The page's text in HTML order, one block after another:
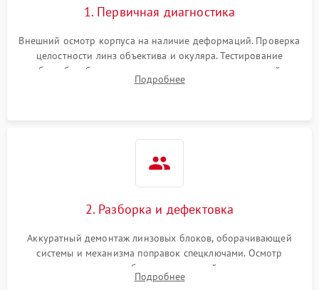
1. Первичная диагностика
Внешний осмотр корпуса на наличие деформаций. Проверка
целостности линз объектива и окуляра. Тестирование
работы барабанчиков ввода поправок, кольца отстройки
параллакса и зума. Выявление сколов, внутренних
Подробнее
2. Разборка и дефектовка
Аккуратный демонтаж линзовых блоков, оборачивающей
системы и механизма поправок спецключами. Осмотр
внутренних резьбовых соединений, пружин и
уплотнительных колец. Поиск причин люфта, смещения
Подробнее